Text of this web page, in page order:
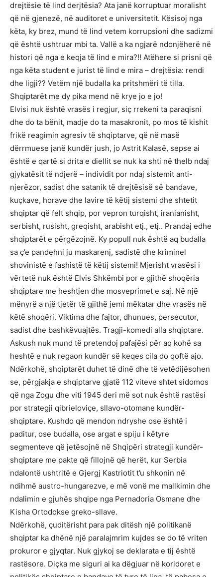
drejtësie të lind derjtësia? Ata janë korruptuar moralisht
që në gjenezë, në auditoret e universitetit. Kësisoj nga
këta, ky brez, mund të lind vetem korrupsioni dhe sadizmi
që është ushtruar mbi ta. Vallë a ka ngjarë ndonjëherë në
histori që nga e keqja të lind e mira?!! Atëhere si prisni që
nga këta student e jurist të lind e mira – drejtësia: rendi
dhe ligji?? Vetëm një budalla ka pritshmëri të tilla.
Shqiptarët me dy pika mend në krye jo e jo!
Elvisi nuk është vrasës i regjur, siç rrekeni ta paraqisni
dhe do ta bënit, madje do ta masakronit, po mos të kishit
frikë reagimin agresiv të shqiptarve, që në masë
dërrmuese janë kundër jush, jo Astrit Kalasë, sepse ai
është e qartë si drita e diellit se nuk ka shti në thelb ndaj
gjykatësit të ndjerë – individit por ndaj sistemit anti-
njerëzor, sadist dhe satanik të drejtësisë së bandave,
kuçkave, horave dhe lavire të këtij sistemi dhe shtetit
shqiptar që felt shqip, por vepron turqisht, iranianisht,
serbisht, rusisht, greqisht, arabisht etj., etj.. Prandaj edhe
shqiptarët e përgëzojnë. Ky popull nuk është aq budalla
sa ç’e pandehni ju maskarenj, sadistë dhe kriminel
shovinistë e fashistë të këtij sistemi! Mjerisht vrasësi i
vërtetë nuk është Elvis Shkëmbi por e gjithë shoqëria
shqiptare me heshtjen dhe mosveprimet e saj. Në një
mënyrë a një tjetër të gjithë jemi mëkatar dhe vrasës në
këtë shoqëri. Viktima dhe fajtor, dhunues, persecutor,
sadist dhe bashkëvuajtës. Tragji-komedi alla shqiptare.
Askush nuk mund të pretendoj pafajësi për aq kohë sa
heshtë e nuk regaon kundër së keqes cila do qoftë ajo.
Ndërkohë, shqiptarët duhet të dinë dhe të vetëdijësohen
se, përgjakja e shqiptarve gjatë 112 viteve shtet sidomos
që nga Zogu dhe viti 1945 deri më sot nuk është rastësi
por strategji qibrieloviçe, sllavo-otomane kundër-
shqiptare. Kushdo që mendon ndryshe ose është i
paditur, ose budalla, ose argat e spiju i këtyre
segmenteve që jetësojnë në Shqipëri strategji kundër-
shqiptare me pakte që fillojnë që herët, kur Serbia
ndalontë ushtritë e Gjergj Kastriotit t’u shkonin në
ndihmë austro-hungarezve, e më vonë me mallkimin dhe
ndalimin e gjuhës shqipe nga Pernadoria Osmane dhe
Kisha Ortodokse greko-sllave.
Ndërkohë, çuditërisht para pak ditësh një politikanë
shqiptar ka dhënë një paralajmrim kujdes se do të vriten
prokuror e gjyqtar. Nuk gjykoj se deklarata e tij është
rastësore. Diçka me siguri ai ka dëgjuar në koridoret e